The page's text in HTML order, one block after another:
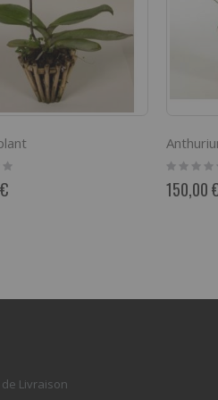
Rating:
0%
150,00
Livraison